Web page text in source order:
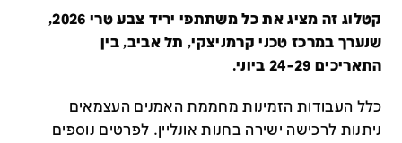
קטלוג זה מציג את כל משתתפי יריד צבע טרי 2026,
שנערך במרכז טכני קרמניצקי, תל אביב, בין
התאריכים 24-29 ביוני.
כלל העבודות הזמינות מחממת האמנים העצמאים
ניתנות לרכישה ישירה בחנות אונליין. לפרטים נוספים